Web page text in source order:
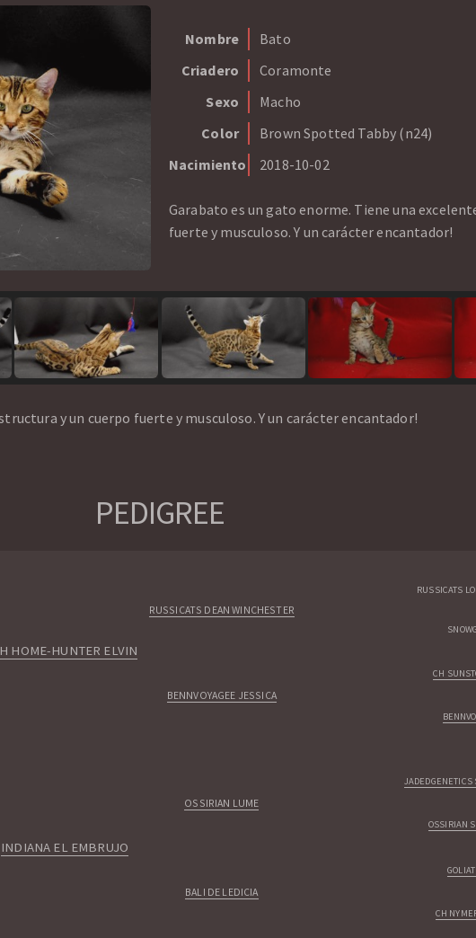
Nombre
Bato
Criadero
Coramonte
Sexo
Macho
Color
Brown Spotted Tabby (n24)
Nacimiento
2018-10-02
Garabato es un gato enorme. Tiene una
fuerte y musculoso. Y un carácter encantador!
y un cuerpo fuerte y musculoso. Y un carácter encantador!
PEDIGREE
RUSSICATS
RUSSICATS DEAN WINCHESTER
HOME-HUNTER ELVIN
CH
BENNVOYAGEE JESSICA
JADEDGENETICS
OSSIRIAN LUME
OSSIRIAN
INDIANA EL EMBRUJO
BALI DE LEDICIA
CH